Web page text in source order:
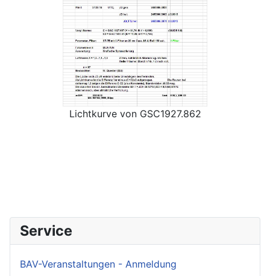
Lichtkurve von GSC1927.862
Service
BAV-Veranstaltungen - Anmeldung